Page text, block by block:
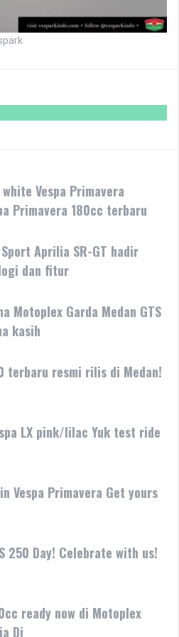
Vespa Primavera
Primavera 180cc terbaru
Aprilia SR-GT hadir
dan fitur
Motoplex Garda Medan GTS
kasih
terbaru resmi rilis di Medan!
LX pink/lilac Yuk test ride
Vespa Primavera Get yours
250 Day! Celebrate with us!
ready now di Motoplex
Di